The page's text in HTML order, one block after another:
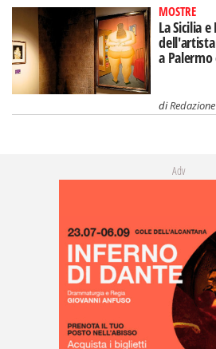
MOSTRE
La Sicilia
a
diRedazione
Adv